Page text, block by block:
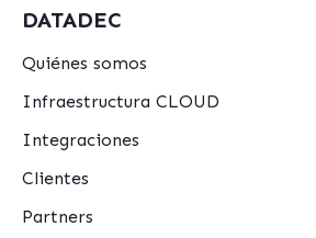
DATADEC
Quiénes somos
Infraestructura CLOUD
Integraciones
Clientes
Partners